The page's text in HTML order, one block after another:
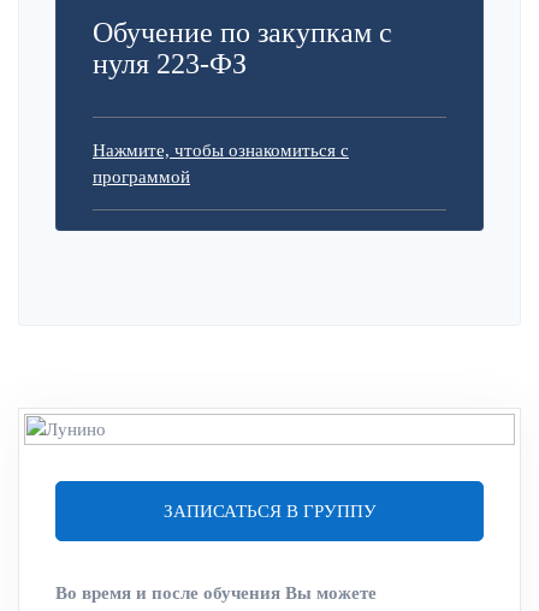
Обучение по закупкам с
нуля 223-ФЗ
Нажмите, чтобы ознакомиться с
программой
ЗАПИСАТЬСЯ В ГРУППУ
Во время и после обучения Вы можете